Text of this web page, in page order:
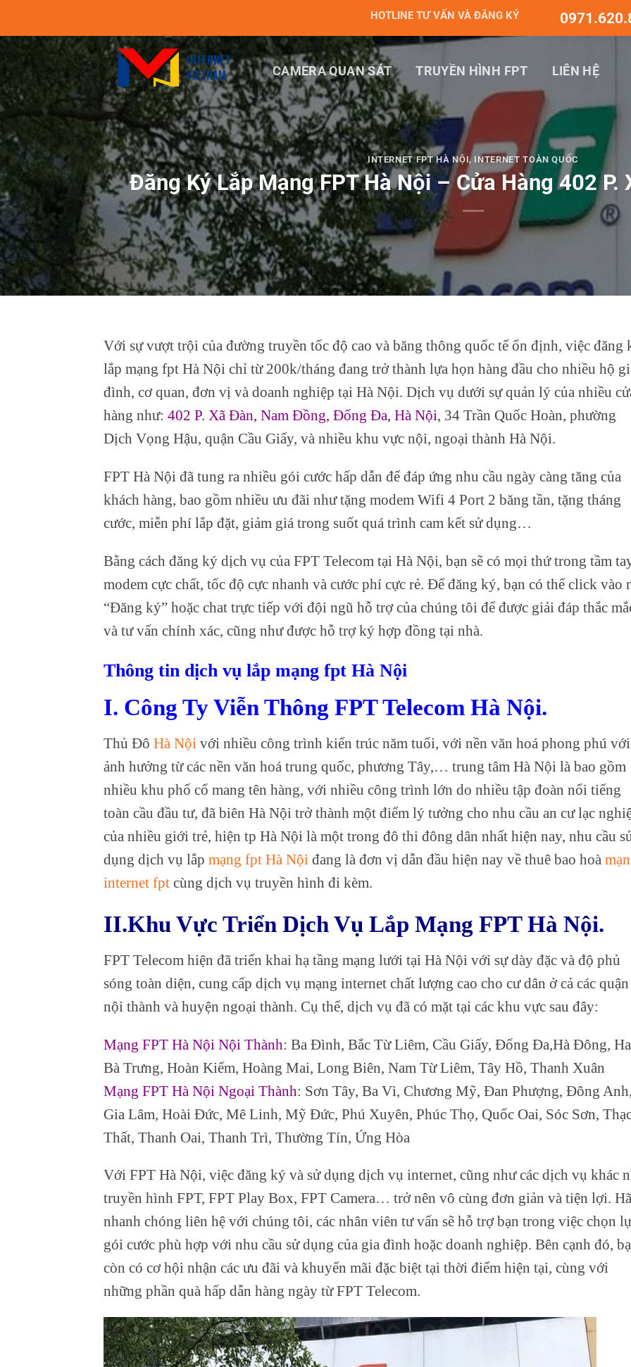
nội
dung
HOTLINE TƯ VẤN VÀ ĐĂNG KÝ
CAMERA QUAN SÁT TRUYỀN HÌNH FPT LIÊN HỆ
INTERNET FPT HÀ NỘI, INTERNET TOÀN QUỐC
Đăng Ký Lắp Mạng FPT Hà Nội – Cửa Hàng 402
Với sự vượt trội của đường truyền tốc độ cao và băng thông quốc tế ổn định, việc đăng
lắp mạng fpt Hà Nội chỉ từ 200k/tháng đang trở thành lựa họn hàng đầu cho nhiều hộ
đình, cơ quan, đơn vị và doanh nghiệp tại Hà Nội. Dịch vụ dưới sự quản lý của nhiều
hàng như: 402 P. Xã Đàn, Nam Đồng, Đống Đa, Hà Nội, 34 Trần Quốc Hoàn, phường
Dịch Vọng Hậu, quận Cầu Giấy, và nhiều khu vực nội, ngoại thành Hà Nội.
FPT Hà Nội đã tung ra nhiều gói cước hấp dẫn để đáp ứng nhu cầu ngày càng tăng của
khách hàng, bao gồm nhiều ưu đãi như tặng modem Wifi 4 Port 2 băng tần, tặng tháng
cước, miễn phí lắp đặt, giảm giá trong suốt quá trình cam kết sử dụng…
Bằng cách đăng ký dịch vụ của FPT Telecom tại Hà Nội, bạn sẽ có mọi thứ trong tầm
modem cực chất, tốc độ cực nhanh và cước phí cực rẻ. Để đăng ký, bạn có thể click vào
“Đăng ký” hoặc chat trực tiếp với đội ngũ hỗ trợ của chúng tôi để được giải đáp thắc
và tư vấn chính xác, cũng như được hỗ trợ ký hợp đồng tại nhà.
Thông tin dịch vụ lắp mạng fpt Hà Nội
I. Công Ty Viễn Thông FPT Telecom Hà Nội.
Thủ Đô Hà Nội với nhiều công trình kiến trúc năm tuổi, với nền văn hoá phong phú
ảnh hưởng từ các nền văn hoá trung quốc, phương Tây,… trung tâm Hà Nội là bao gồm
nhiều khu phố cổ mang tên hàng, với nhiều công trình lớn do nhiều tập đoàn nổi tiếng
toàn cầu đầu tư, đã biên Hà Nội trở thành một điểm lý tưởng cho nhu cầu an cư lạc
của nhiều giới trẻ, hiện tp Hà Nội là một trong đô thi đông dân nhất hiện nay, nhu cầu
dụng dịch vụ lắp mạng fpt Hà Nội đang là đơn vị dẫn đầu hiện nay về thuê bao hoà
internet fpt cùng dịch vụ truyền hình đi kèm.
II.Khu Vực Triển Dịch Vụ Lắp Mạng FPT Hà Nội.
FPT Telecom hiện đã triển khai hạ tầng mạng lưới tại Hà Nội với sự dày đặc và độ phủ
sóng toàn diện, cung cấp dịch vụ mạng internet chất lượng cao cho cư dân ở cả các quận
nội thành và huyện ngoại thành. Cụ thể, dịch vụ đã có mặt tại các khu vực sau đây:
Mạng FPT Hà Nội Nội Thành: Ba Đình, Bắc Từ Liêm, Cầu Giấy, Đống Đa,Hà Đông,
Bà Trưng, Hoàn Kiếm, Hoàng Mai, Long Biên, Nam Từ Liêm, Tây Hồ, Thanh Xuân
Mạng FPT Hà Nội Ngoại Thành: Sơn Tây, Ba Vì, Chương Mỹ, Đan Phượng, Đông Anh,
Gia Lâm, Hoài Đức, Mê Linh, Mỹ Đức, Phú Xuyên, Phúc Thọ, Quốc Oai, Sóc Sơn,
Thất, Thanh Oai, Thanh Trì, Thường Tín, Ứng Hòa
Với FPT Hà Nội, việc đăng ký và sử dụng dịch vụ internet, cũng như các dịch vụ khác
truyền hình FPT, FPT Play Box, FPT Camera… trở nên vô cùng đơn giản và tiện lợi.
nhanh chóng liên hệ với chúng tôi, các nhân viên tư vấn sẽ hỗ trợ bạn trong việc chọn
gói cước phù hợp với nhu cầu sử dụng của gia đình hoặc doanh nghiệp. Bên cạnh đó,
còn có cơ hội nhận các ưu đãi và khuyến mãi đặc biệt tại thời điểm hiện tại, cùng với
những phần quà hấp dẫn hàng ngày từ FPT Telecom.